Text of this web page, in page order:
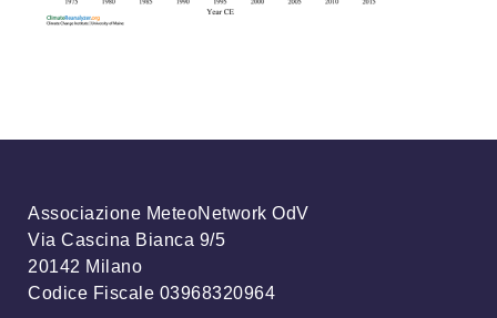
Associazione MeteoNetwork OdV
Via Cascina Bianca 9/5
20142 Milano
Codice Fiscale 03968320964